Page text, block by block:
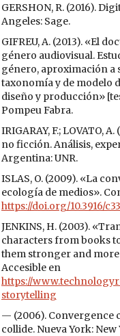
GERSHON, R. (2016).
Angeles: Sage.
GIFREU, A. (2013). «El
género audiovisual.
género, aproximación a
taxonomía y de modelo
diseño y producción»
Pompeu Fabra.
IRIGARAY, F.; LOVATO,
no ficción. Análisis,
Argentina: UNR.
ISLAS, O. (2009). «La
ecología de medios».
https://doi.org/10.3916/
JENKINS, H. (2003).
characters from books
them stronger and
Accesible en
https://
storytelling
— (2006). Convergence
collide. Nueva York: